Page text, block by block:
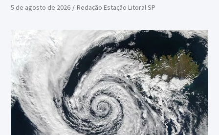
5 de agosto de 2026 Redação Estação Litoral SP